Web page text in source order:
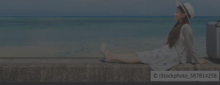
© iStockphoto_587814258